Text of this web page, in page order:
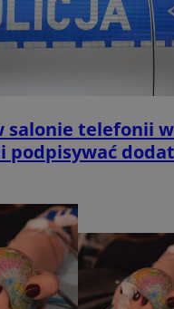
salonie telefonii
podpisywać